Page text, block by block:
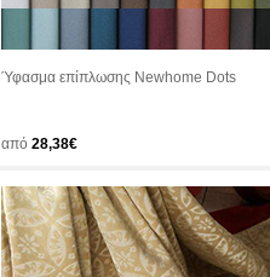
Ύφασμα επίπλωσης Newhome Dots
από 28,38€